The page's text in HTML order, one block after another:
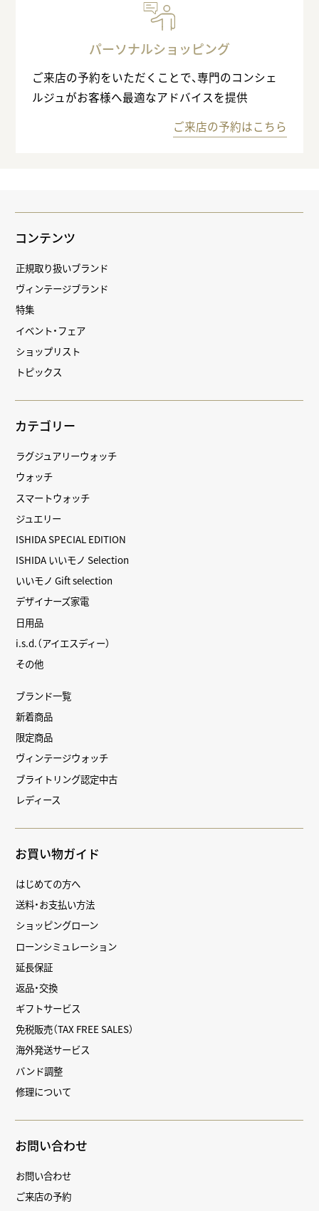
パーソナルショッピング
ご来店の予約をいただくことで、専門のコンシェ
ルジュがお客様へ最適なアドバイスを提供
ご来店の予約はこちら
コンテンツ
正規取り扱いブランド
ヴィンテージブランド
特集
イベント・フェア
ショップリスト
トピックス
カテゴリー
ラグジュアリーウォッチ
ウォッチ
スマートウォッチ
ジュエリー
ISHIDA SPECIAL EDITION
ISHIDA いいモノ Selection
いいモノ Gift selection
デザイナーズ家電
日用品
i.s.d.（アイエスディー）
その他
ブランド一覧
新着商品
限定商品
ヴィンテージウォッチ
ブライトリング認定中古
レディース
お買い物ガイド
はじめての方へ
送料・お支払い方法
ショッピングローン
ローンシミュレーション
延長保証
返品・交換
ギフトサービス
免税販売（TAX FREE SALES）
海外発送サービス
バンド調整
修理について
お問い合わせ
お問い合わせ
ご来店の予約